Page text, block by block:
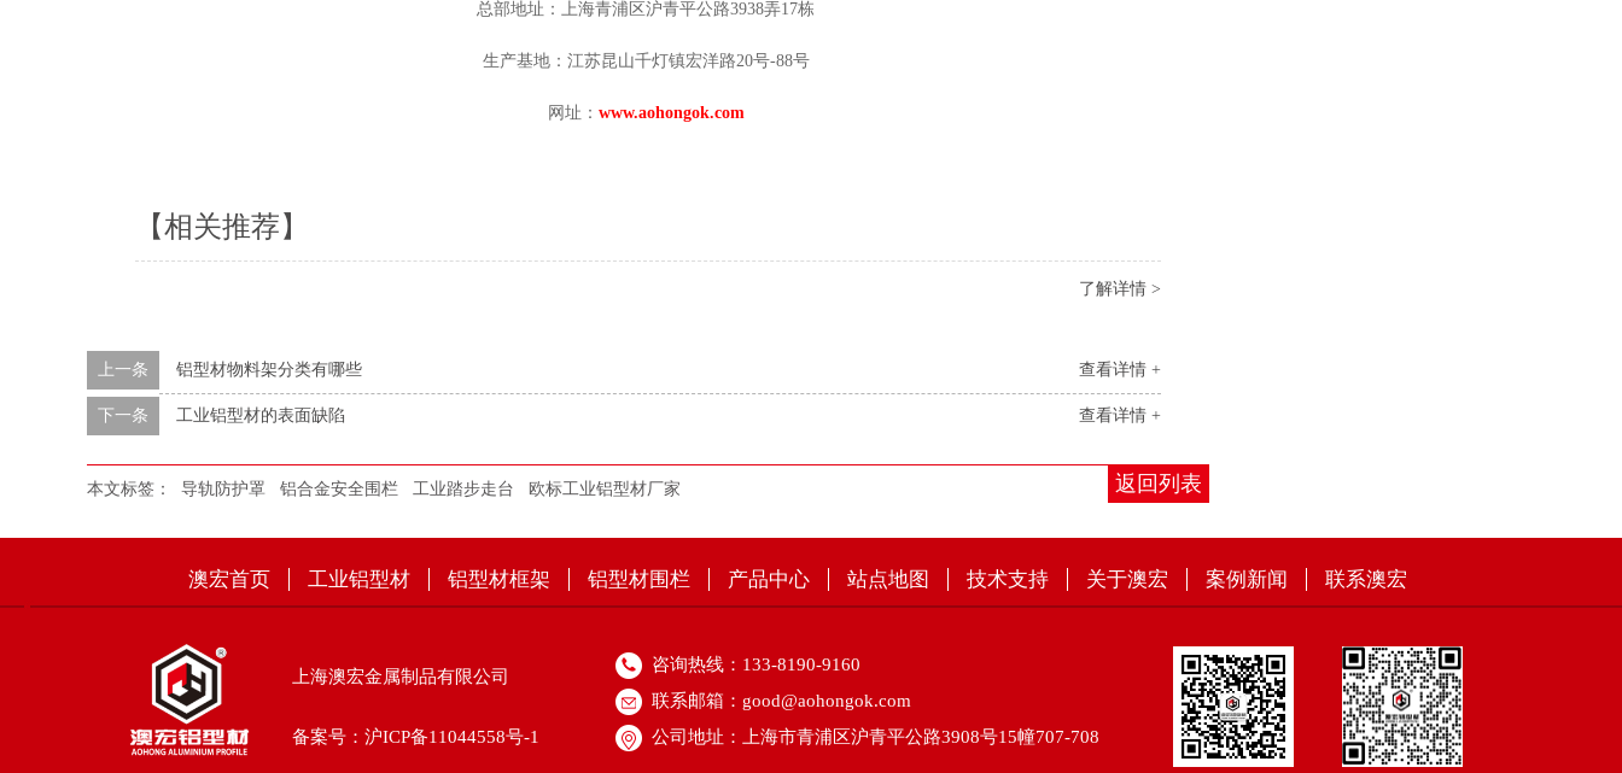
总部地址：上海青浦区沪青平公路3938弄17栋
生产基地：江苏昆山千灯镇宏洋路20号-88号
网址： www.aohongok.com
【相关推荐】
了解详情 >
查看详情 +
上一条 铝型材物料架分类有哪些
查看详情 +
下一条 工业铝型材的表面缺陷​
返回列表
本文标签： 导轨防护罩 铝合金安全围栏 工业踏步走台 欧标工业铝型材厂家
澳宏首页 工业铝型材 铝型材框架 铝型材围栏 产品中心 站点地图 技术支持 关于澳宏 案例新闻 联系澳宏
上海澳宏金属制品有限公司
备案号： 沪ICP备11044558号-1
咨询热线：133-8190-9160
联系邮箱：good@aohongok.com
公司地址：上海市青浦区沪青平公路3908号15幢707-708